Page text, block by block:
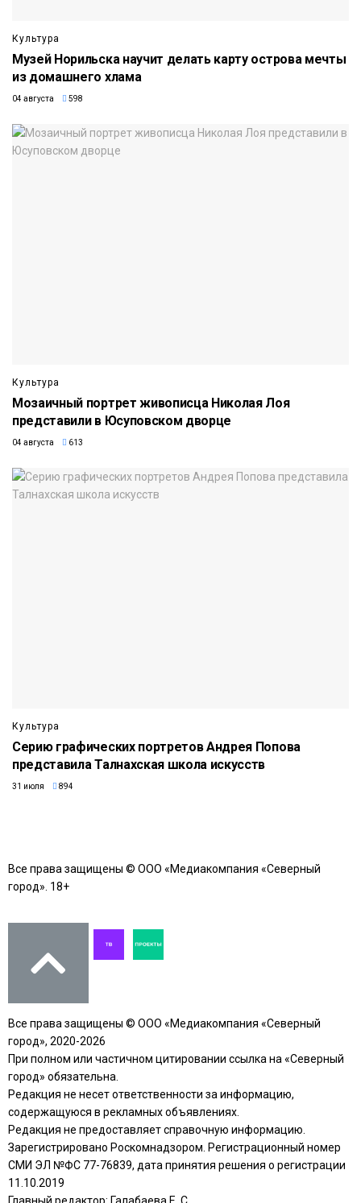
Культура
Музей Норильска научит делать карту острова мечты
из домашнего хлама
04 августа 598
Культура
Мозаичный портрет живописца Николая Лоя
представили в Юсуповском дворце
04 августа 613
Культура
Серию графических портретов Андрея Попова
представила Талнахская школа искусств
31 июля 894
Все права защищены © ООО «Медиакомпания «Северный
город». 18+
Все права защищены © ООО «Медиакомпания «Северный
город», 2020-2026
При полном или частичном цитировании ссылка на «Северный
город» обязательна.
Редакция не несет ответственности за информацию,
содержащуюся в рекламных объявлениях.
Редакция не предоставляет справочную информацию.
Зарегистрировано Роскомнадзором. Регистрационный номер
СМИ ЭЛ №ФС 77-76839, дата принятия решения о регистрации
11.10.2019
Главный редактор: Галабаева Е. С.